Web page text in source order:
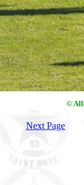
©
Next Page